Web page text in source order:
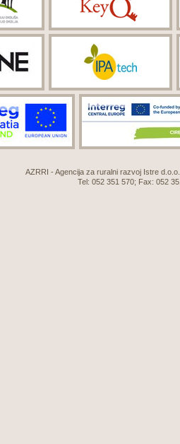
AZRRI - Agencija za ruralni razvoj Istre
Tel: 052 351 570; Fax: 052